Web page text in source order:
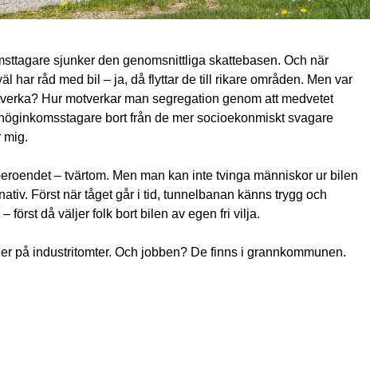
sjunker den genomsnittliga skattebasen. Och när
har råd med bil – ja, då flyttar de till rikare områden. Men var
Hur motverkar man segregation genom att medvetet
bort från de mer socioekonmiskt svagare
mig.
– tvärtom. Men man kan inte tvinga människor ur bilen
Först när tåget går i tid, tunnelbanan känns trygg och
först då väljer folk bort bilen av egen fri vilja.
på industritomter. Och jobben? De finns i grannkommunen.